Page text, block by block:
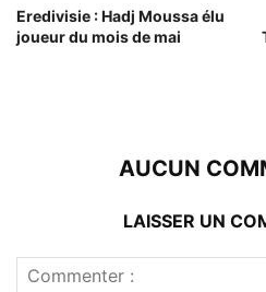
Eredivisie : Hadj Moussa élu
joueur du mois de mai
AUCUN
LAISSER UN